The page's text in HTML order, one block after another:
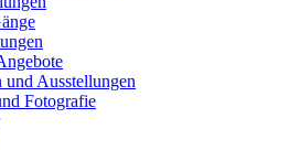
und Ausstellungen
Fotografie